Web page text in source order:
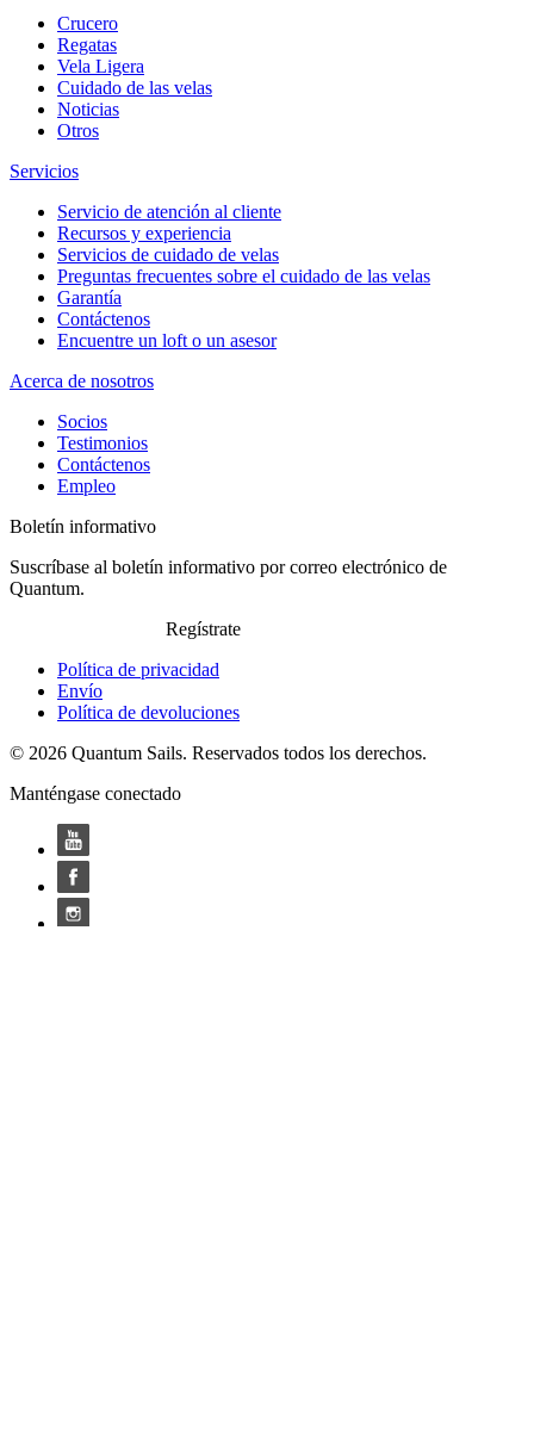
Crucero
Regatas
Vela Ligera
Cuidado de las velas
Noticias
Otros
Servicios
Servicio de atención al cliente
Recursos y experiencia
Servicios de cuidado de velas
Preguntas frecuentes sobre el cuidado de las velas
Garantía
Contáctenos
Encuentre un loft o un asesor
Acerca de nosotros
Socios
Testimonios
Contáctenos
Empleo
Boletín informativo
Suscríbase al boletín informativo por correo electrónico de
Quantum.
Regístrate
Política de privacidad
Envío
Política de devoluciones
© 2026 Quantum Sails. Reservados todos los derechos.
Manténgase conectado